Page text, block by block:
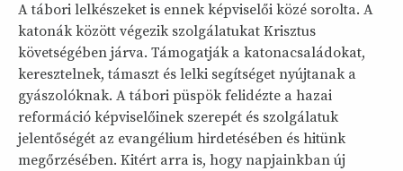
A tábori lelkészeket is ennek képviselői közé sorolta. A
katonák között végezik szolgálatukat Krisztus
követségében járva. Támogatják a katonacsaládokat,
keresztelnek, támaszt és lelki segítséget nyújtanak a
gyászolóknak. A tábori püspök felidézte a hazai
reformáció képviselőinek szerepét és szolgálatuk
jelentőségét az evangélium hirdetésében és hitünk
megőrzésében. Kitért arra is, hogy napjainkban új